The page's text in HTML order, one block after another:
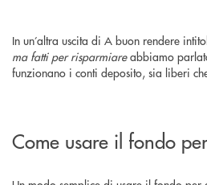
In un’altra uscita di A buon rendere
ma fatti per risparmiareabbiamo
funzionano i conti deposito, sia liberi
Come usare il fondo